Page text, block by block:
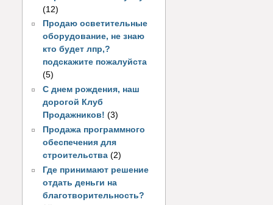
(12)
Продаю осветительные
оборудование, не знаю
кто будет лпр,?
подскажите пожалуйста
(5)
С днем рождения, наш
дорогой Клуб
Продажников! (3)
Продажа программного
обеспечения для
строительства (2)
Где принимают решение
отдать деньги на
благотворительность?